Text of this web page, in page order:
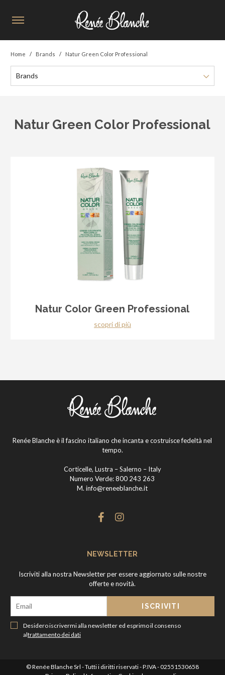
Home Brands Natur Green Color Professional
Brands
Natur Green Color Professional
Natur Color Green Professional
scopri di più
Renée Blanche è il fascino italiano che incanta e costruisce fedeltà nel
tempo.
Corticelle, Lustra – Salerno – Italy
Numero Verde:800 243 263
M.info@reneeblanche.it
NEWSLETTER
Iscriviti alla nostra Newsletter per essere aggiornato sulle nostre
offerte e novità.
Desidero iscrivermi alla newsletter ed esprimo il consenso
altrattamento dei dati
© Renée Blanche Srl - Tutti i diritti riservati - P.IVA - 02551530658